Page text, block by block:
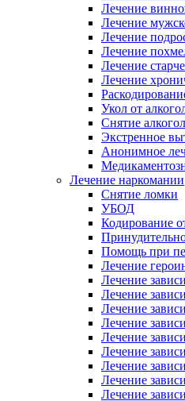
Лечение
Лечение
Лечение
Лечение
Лечение
Лечение
Укол от
Снятие
Экстренное
Анонимное
Лечение наркомании
Снятие ломки
УБОД
Кодирование
Помощь при
Лечение
Лечение
Лечение
Лечение
Лечение
Лечение
Лечение
Лечение
Лечение
Лечение